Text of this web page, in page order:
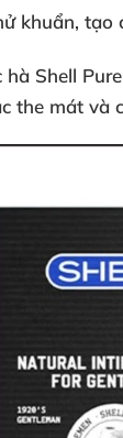
khuẩn,
Shell
the mát